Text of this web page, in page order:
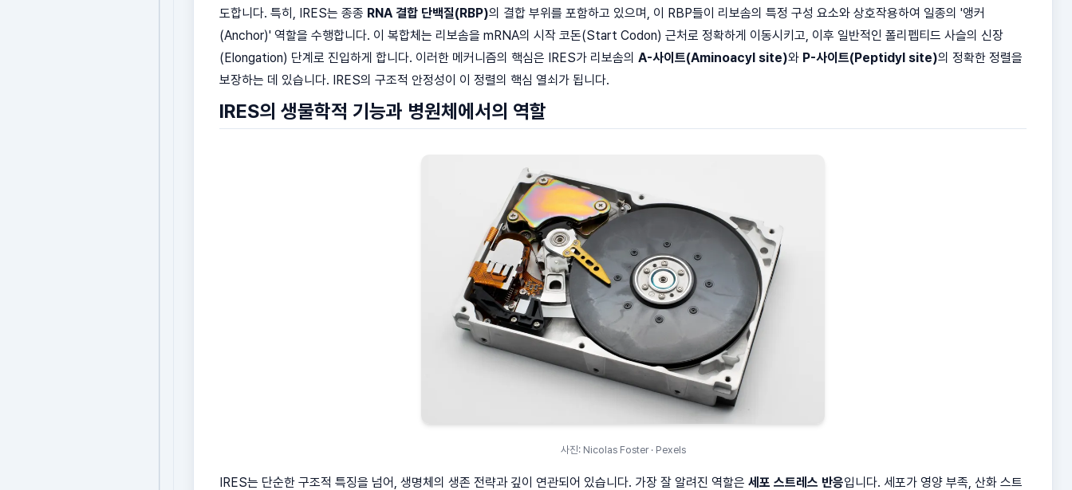
도합니다. 특히, IRES는 종종 RNA 결합 단백질(RBP)의 결합 부위를 포함하고 있으며, 이 RBP들이 리보솜의 특정 구성 요소와 상호작용하여 일종의 '앵커
(Anchor)' 역할을 수행합니다. 이 복합체는 리보솜을 mRNA의 시작 코돈(Start Codon) 근처로 정확하게 이동시키고, 이후 일반적인 폴리펩티드 사슬의 신장
(Elongation) 단계로 진입하게 합니다. 이러한 메커니즘의 핵심은 IRES가 리보솜의 A-사이트(Aminoacyl site)와 P-사이트(Peptidyl site)의 정확한 정렬을
보장하는 데 있습니다. IRES의 구조적 안정성이 이 정렬의 핵심 열쇠가 됩니다.
IRES의 생물학적 기능과 병원체에서의 역할
사진: Nicolas Foster · Pexels
IRES는 단순한 구조적 특징을 넘어, 생명체의 생존 전략과 깊이 연관되어 있습니다. 가장 잘 알려진 역할은 세포 스트레스 반응입니다. 세포가 영양 부족, 산화 스트